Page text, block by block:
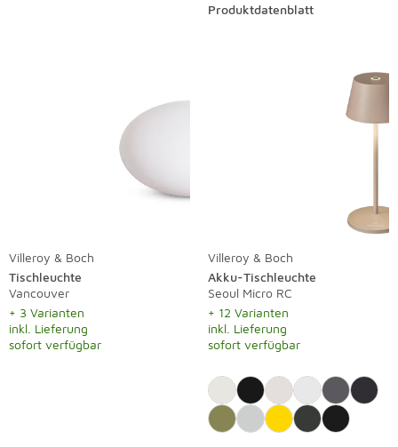
Produktdatenblatt
Villeroy & Boch
Tischleuchte
Vancouver
+ 3 Varianten
inkl. Lieferung
sofort verfügbar
Villeroy & Boch
Akku-Tischleuchte
Seoul Micro RC
+ 12 Varianten
inkl. Lieferung
sofort verfügbar